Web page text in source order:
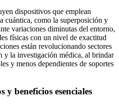
dispositivos que emplean
cuántica, como la superposición y
variaciones diminutas del entorno,
físicas con un nivel de exactitud
están revolucionando sectores
y la investigación médica, al brindar
y menos dependientes de soportes
y beneficios esenciales